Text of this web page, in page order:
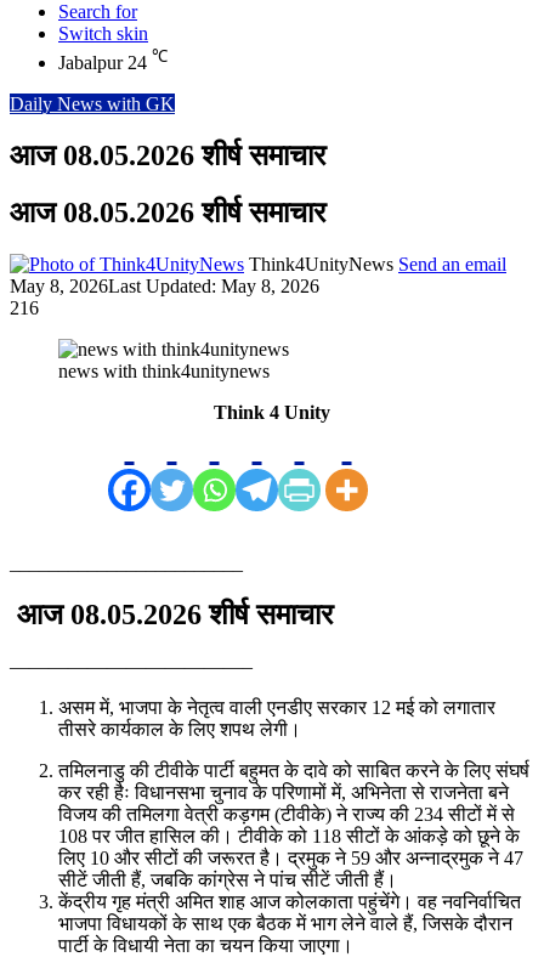
Search for
Switch skin
Jabalpur 24 ℃
Daily News with GK
आज 08.05.2026 शीर्ष समाचार
आज 08.05.2026 शीर्ष समाचार
Think4UnityNews Send an email
May 8, 2026Last Updated: May 8, 2026
216
news with think4unitynews
Think 4 Unity
आज 08.05.2026 शीर्ष समाचार
————————————–
असम में, भाजपा के नेतृत्व वाली एनडीए सरकार 12 मई को लगातार
तीसरे कार्यकाल के लिए शपथ लेगी।
तमिलनाडु की टीवीके पार्टी बहुमत के दावे को साबित करने के लिए संघर्ष
कर रही हैः विधानसभा चुनाव के परिणामों में, अभिनेता से राजनेता बने
विजय की तमिलगा वेत्री कड़गम (टीवीके) ने राज्य की 234 सीटों में से
108 पर जीत हासिल की। टीवीके को 118 सीटों के आंकड़े को छूने के
लिए 10 और सीटों की जरूरत है। द्रमुक ने 59 और अन्नाद्रमुक ने 47
सीटें जीती हैं, जबकि कांग्रेस ने पांच सीटें जीती हैं।
केंद्रीय गृह मंत्री अमित शाह आज कोलकाता पहुंचेंगे। वह नवनिर्वाचित
भाजपा विधायकों के साथ एक बैठक में भाग लेने वाले हैं, जिसके दौरान
पार्टी के विधायी नेता का चयन किया जाएगा।